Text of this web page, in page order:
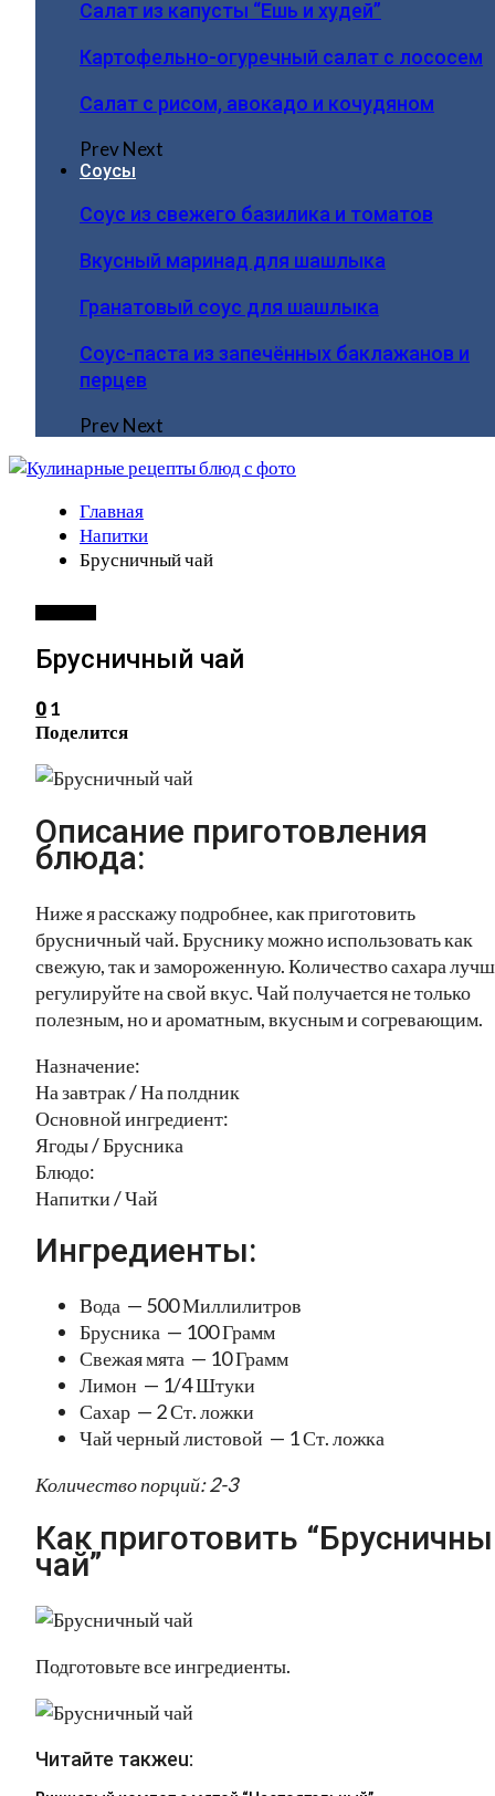
Салат из капусты “Ешь и худей”
Картофельно-огуречный салат с лососем
Салат с рисом, авокадо и кочудяном
PrevNext
Соусы
Соус из свежего базилика и томатов
Вкусный маринад для шашлыка
Гранатовый соус для шашлыка
Соус-паста из запечённых баклажанов и
перцев
PrevNext
Главная
Напитки
Брусничный чай
Брусничный чай
0 1
Поделится
Описание приготовления
блюда:
Ниже я расскажу подробнее, как приготовить
брусничный чай. Бруснику можно использовать как
свежую, так и замороженную. Количество сахара
регулируйте на свой вкус. Чай получается не только
полезным, но и ароматным, вкусным и согревающим.
Назначение:
На завтрак / На полдник
Основной ингредиент:
Ягоды / Брусника
Блюдо:
Напитки / Чай
Ингредиенты:
Вода — 500 Миллилитров
Брусника — 100 Грамм
Свежая мята — 10 Грамм
Лимон — 1/4 Штуки
Сахар — 2 Ст. ложки
Чай черный листовой — 1 Ст. ложка
Количество порций: 2-3
Как приготовить
чай”
Подготовьте все ингредиенты.
Читайте такжеu: